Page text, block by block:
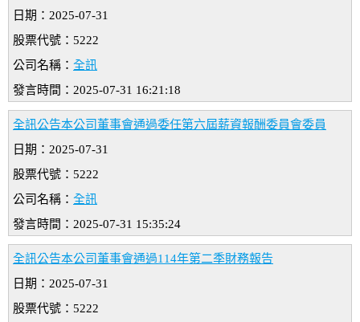
日期：2025-07-31
股票代號：5222
公司名稱： 全訊
發言時間：2025-07-31 16:21:18
全訊公告本公司董事會通過委任第六屆薪資報酬委員會委員
日期：2025-07-31
股票代號：5222
公司名稱： 全訊
發言時間：2025-07-31 15:35:24
全訊公告本公司董事會通過114年第二季財務報告
日期：2025-07-31
股票代號：5222